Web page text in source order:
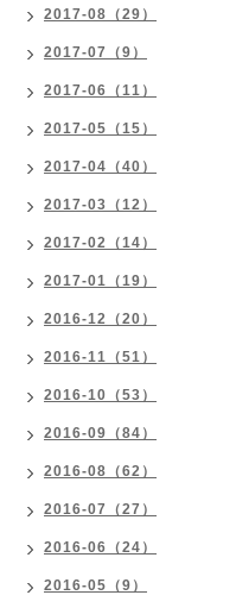
2017-08（29）
2017-07（9）
2017-06（11）
2017-05（15）
2017-04（40）
2017-03（12）
2017-02（14）
2017-01（19）
2016-12（20）
2016-11（51）
2016-10（53）
2016-09（84）
2016-08（62）
2016-07（27）
2016-06（24）
2016-05（9）